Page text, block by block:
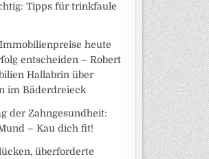
Tipps für trinkfaule
heute
entscheiden – Robert
Hallabrin über
im Bäderdreieck
der Zahngesundheit:
– Kau dich fit!
überforderte